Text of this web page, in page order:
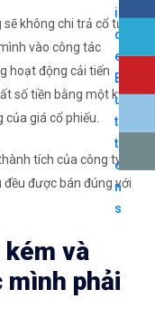
không chi trả cổ tức.
vào công tác
hoạt động cải tiến
số tiền bằng một kỳ cổ
giá cổ phiếu.
tích của công ty đó
được bán đúng với
và
mình phải